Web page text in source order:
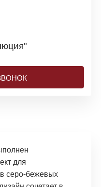
для
серо-бежевых